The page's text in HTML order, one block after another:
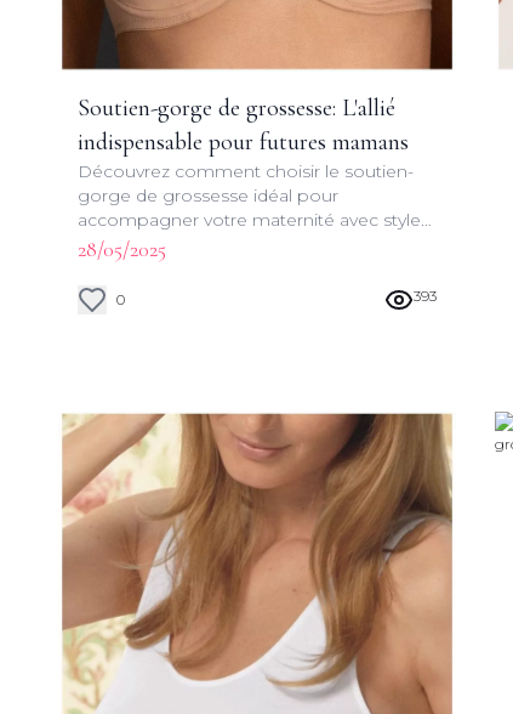
Soutien-gorge de grossesse: L'allié
indispensable pour futures mamans
Découvrez comment choisir le soutien-
gorge de grossesse idéal pour
accompagner votre maternité avec style
et praticité. Conseils d'experts et astuces
pour un bien-être optimal.
28/05/2025
0 393